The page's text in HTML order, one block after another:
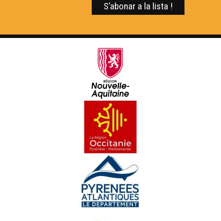
Nadau au Grand Rex - Eveniments
La Setmana Mondiau de la Gasconha - Eveniments
Hestiv'òc 2025 - Eveniments
Vitatges de Juranson en Hèsta - Eveniments
L'Estivada de 2025 - Eveniments
Los Encontres d'Astahòrt de 2025 - Eveniments